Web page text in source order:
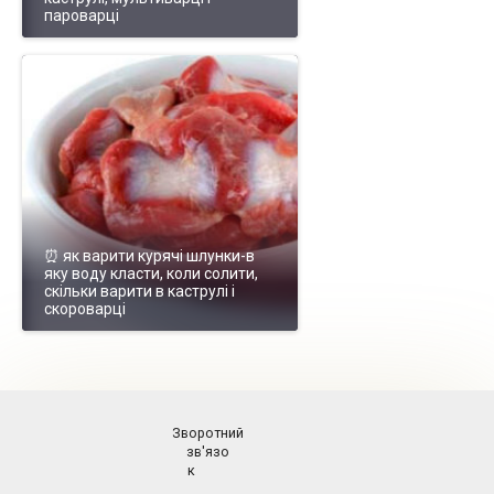
пароварці
⏰ як варити курячі шлунки-в
яку воду класти, коли солити,
скільки варити в каструлі і
скороварці
Зворотний
зв'язо
к